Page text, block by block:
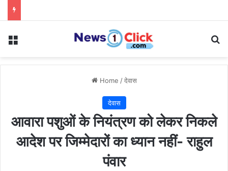
Menu
Home / देवास
देवास
आवारा पशुओं के नियंत्रण को लेकर निकले
आदेश पर जिम्मेदारों का ध्यान नहीं- राहुल
पंवार